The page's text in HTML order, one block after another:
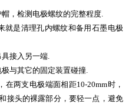
，检测电极螺纹的完整程度.
就是清理孔内螺纹和备用石墨电极
接入另一端.
与其它的固定装置碰撞.
两支电极端面相距10-20mm时，
接头的裸露部分，要轻一点，避免